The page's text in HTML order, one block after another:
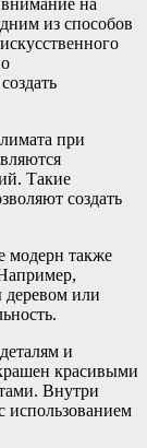
из способов
при
Такие
создать
модерн также
деревом или
и
красивыми
Внутри
использованием